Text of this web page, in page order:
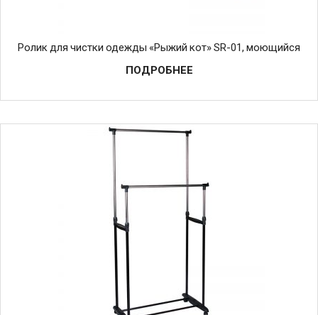
Ролик для чистки одежды «Рыжий кот» SR-01, моющийся
ПОДРОБНЕЕ